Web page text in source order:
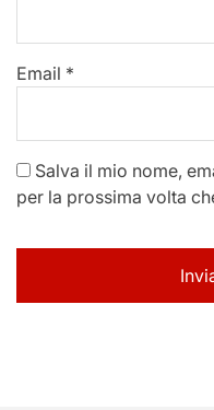
Email *
Salva il mio nome,
per la prossima volta